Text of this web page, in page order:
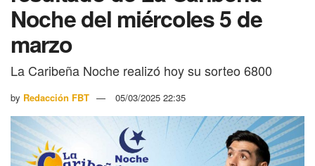
Noche del miércoles 5 de
marzo
La Caribeña Noche realizó hoy su sorteo 6800
by Redacción FBT 05/03/2025 22:35